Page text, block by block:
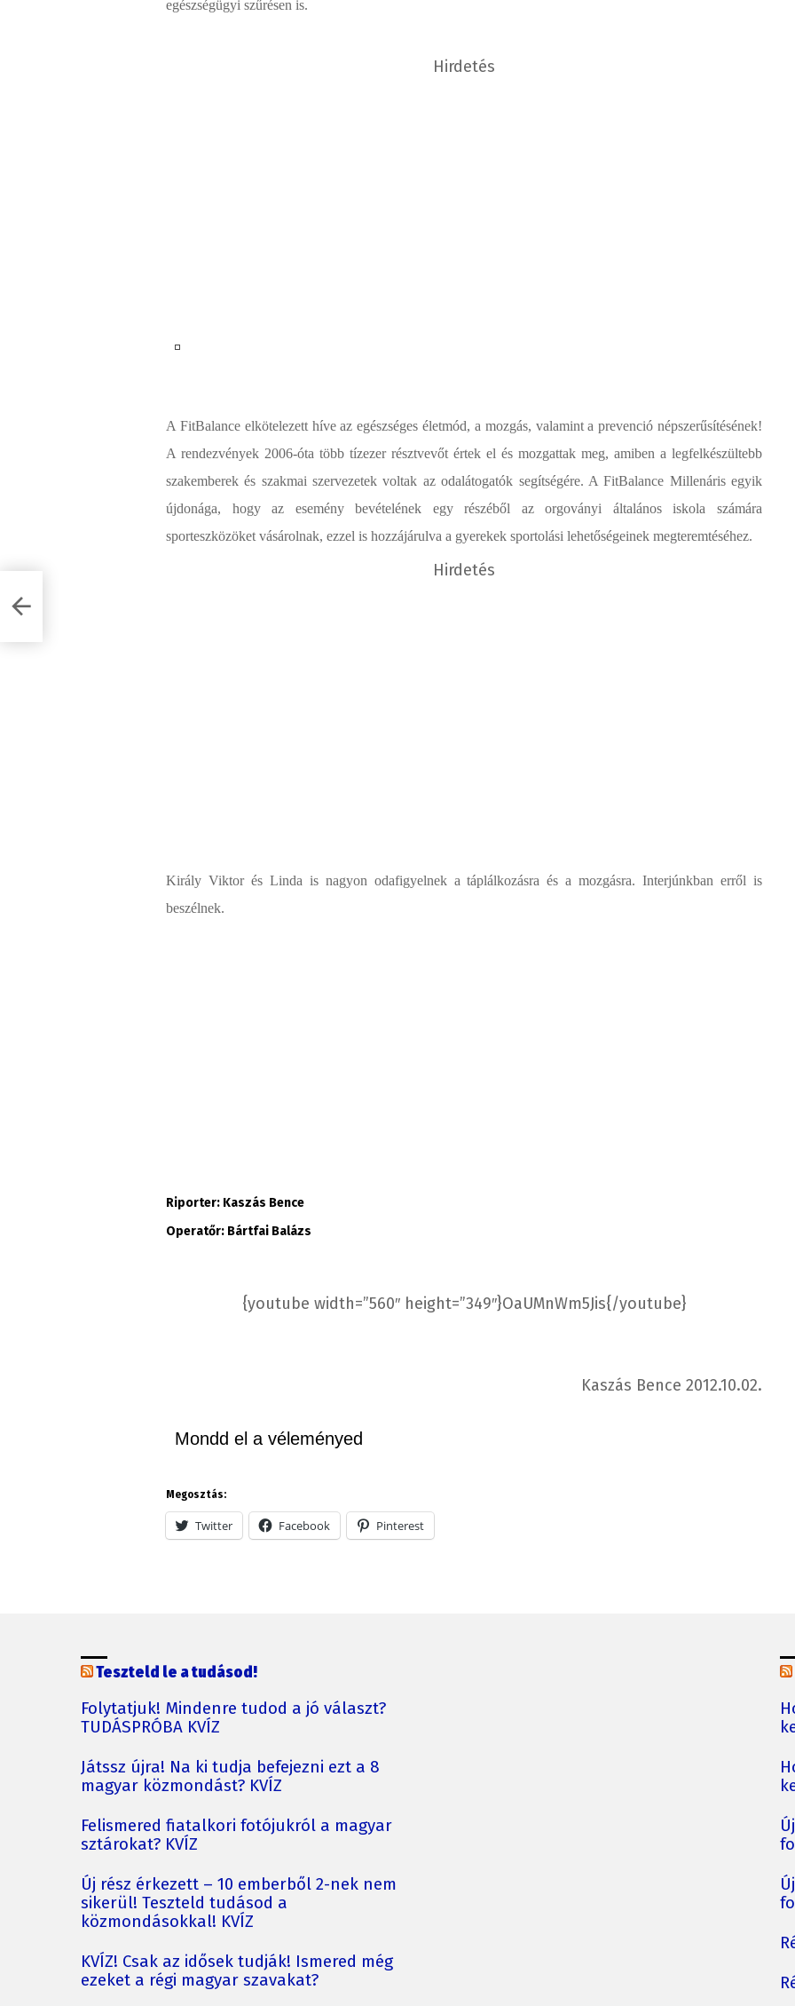
egészségügyi szűrésen is.
Hirdetés
A FitBalance elkötelezett híve az egészséges életmód, a mozgás, valamint a prevenció népszerűsítésének!
A rendezvények 2006-óta több tízezer résztvevőt értek el és mozgattak meg, amiben a legfelkészültebb
szakemberek és szakmai szervezetek voltak az odalátogatók segítségére. A FitBalance Millenáris egyik
újdonága, hogy az esemény bevételének egy részéből az orgoványi általános iskola számára
sporteszközöket vásárolnak, ezzel is hozzájárulva a gyerekek sportolási lehetőségeinek megteremtéséhez.
Hirdetés
Király Viktor és Linda is nagyon odafigyelnek a táplálkozásra és a mozgásra. Interjúnkban erről is
beszélnek.
Riporter: Kaszás Bence
Operatőr: Bártfai Balázs
{youtube width=”560″ height=”349″}OaUMnWm5Jis{/youtube}
Kaszás Bence 2012.10.02.
Mondd el a véleményed
Megosztás:
Twitter Facebook Pinterest
Teszteld le a tudásod!
Folytatjuk! Mindenre tudod a jó választ?
TUDÁSPRÓBA KVÍZ
Játssz újra! Na ki tudja befejezni ezt a 8
magyar közmondást? KVÍZ
Felismered fiatalkori fotójukról a magyar
sztárokat? KVÍZ
Új rész érkezett – 10 emberből 2-nek nem
sikerül! Teszteld tudásod a
közmondásokkal! KVÍZ
KVÍZ! Csak az idősek tudják! Ismered még
ezeket a régi magyar szavakat?